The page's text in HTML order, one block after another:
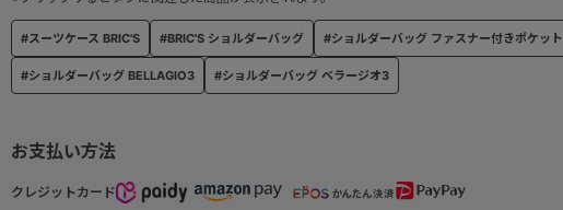
お支払い方法
クレジットカード
#スーツケース BRIC'S #BRIC'S ショルダーバッグ #ショルダーバッグ ファスナー付きポケット
#ショルダーバッグ BELLAGIO3 #ショルダーバッグ ベラージオ3